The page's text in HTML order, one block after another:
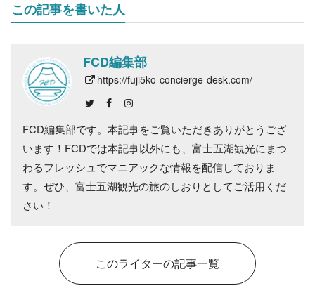
この記事を書いた人
FCD編集部
https://fuji5ko-concierge-desk.com/
FCD編集部です。本記事をご覧いただきありがとうござ
います！FCDでは本記事以外にも、富士五湖観光にまつ
わるフレッシュでマニアックな情報を配信しておりま
す。ぜひ、富士五湖観光の旅のしおりとしてご活用くだ
さい！
このライターの記事一覧